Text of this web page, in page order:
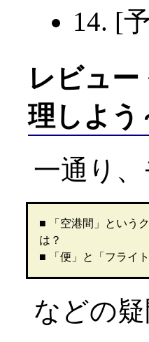
14. [
レビュ
理しよう
一通り
■ 「空港間」という
は？
■ 「便」と「フライ
などの